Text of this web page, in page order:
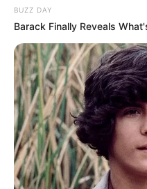
BUZZ DAY
Barack Finally Reveals